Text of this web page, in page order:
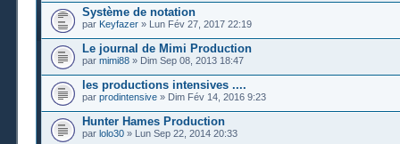
Système de notation
par Keyfazer » Lun Fév 27, 2017 22:19
Le journal de Mimi Production
par mimi88 » Dim Sep 08, 2013 18:47
les productions intensives ....
par prodintensive » Dim Fév 14, 2016 9:23
Hunter Hames Production
par lolo30 » Lun Sep 22, 2014 20:33